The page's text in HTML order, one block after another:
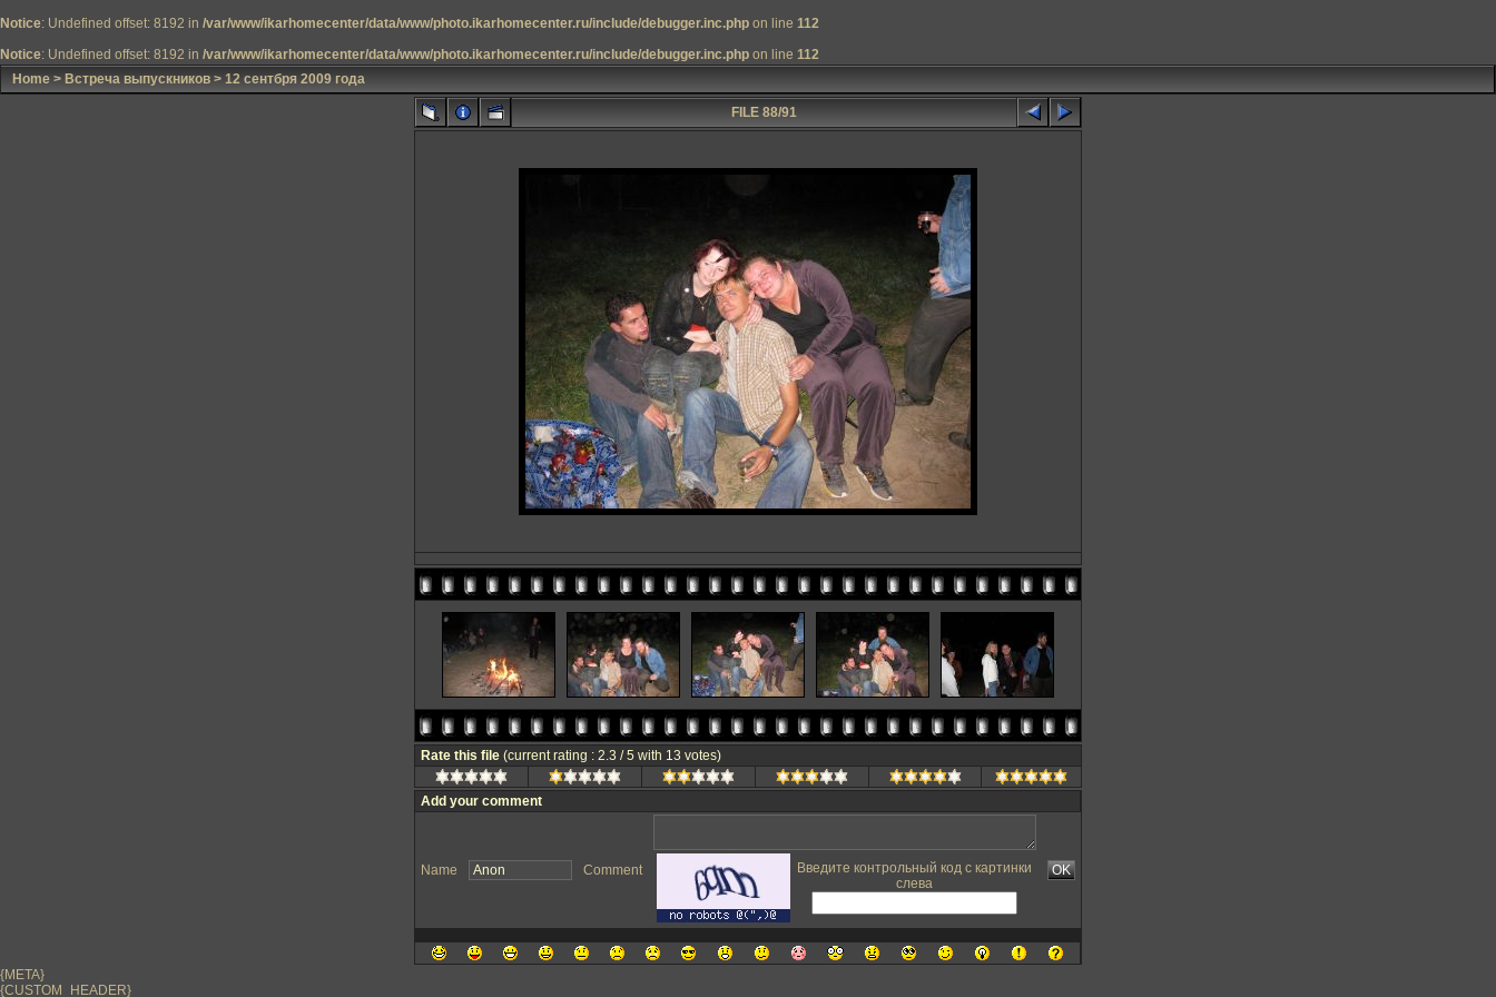
Notice: Undefined offset: 8192 in /var/www/ikarhomecenter/data/www/photo.ikarhomecenter.ru/include/debugger.inc.php on line 112
Notice: Undefined offset: 8192 in /var/www/ikarhomecenter/data/www/photo.ikarhomecenter.ru/include/debugger.inc.php on line 112
Home > Встреча выпускников > 12 сентбря 2009 года
FILE 88/91
Rate this file (current rating : 2.3 / 5 with 13 votes)
Add your comment
Name Comment
Введите контрольный код с картинки
слева
{META}
{CUSTOM_HEADER}